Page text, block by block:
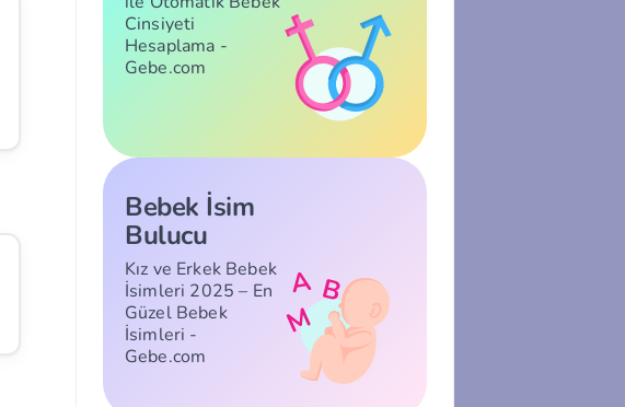
Cinsiyeti
Hesaplama -
Gebe.com
Bebek İsim
Bulucu
Kız ve Erkek Bebek
İsimleri 2025 – En
Güzel Bebek
İsimleri -
Gebe.com